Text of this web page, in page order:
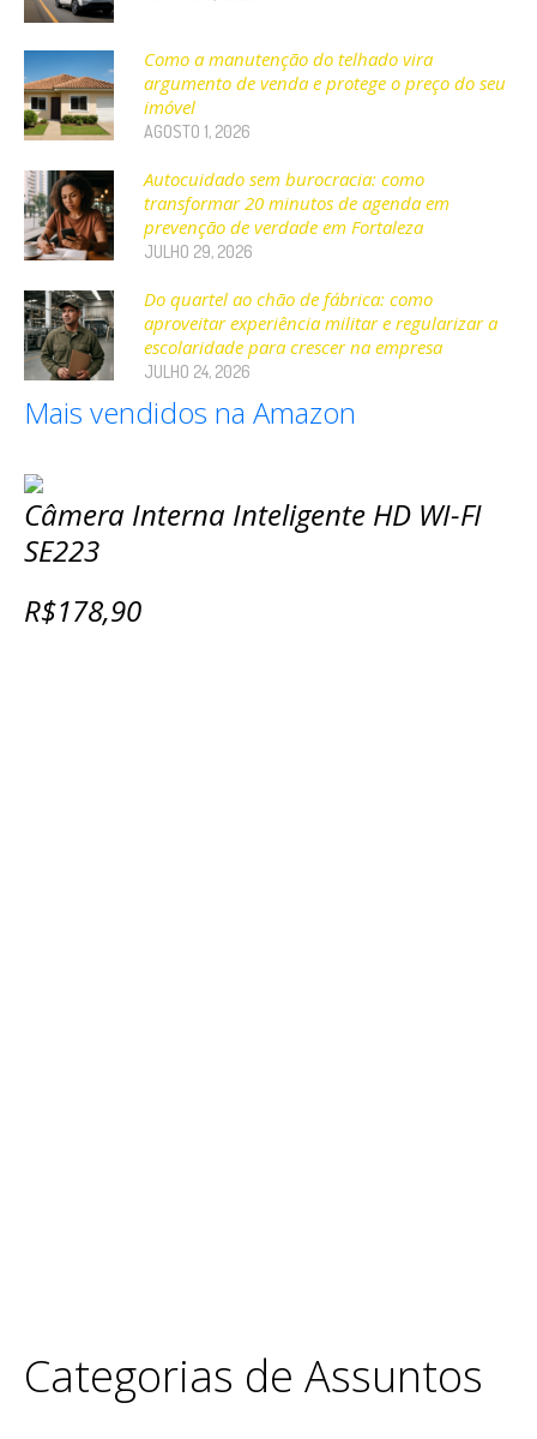
Como a manutenção do telhado vira
argumento de venda e protege o preço do seu
imóvel
AGOSTO 1, 2026
Autocuidado sem burocracia: como
transformar 20 minutos de agenda em
prevenção de verdade em Fortaleza
JULHO 29, 2026
Do quartel ao chão de fábrica: como
aproveitar experiência militar e regularizar a
escolaridade para crescer na empresa
JULHO 24, 2026
Mais vendidos na Amazon
Câmera Interna Inteligente HD WI-FI
SE223
R$178,90
Categorias de Assuntos